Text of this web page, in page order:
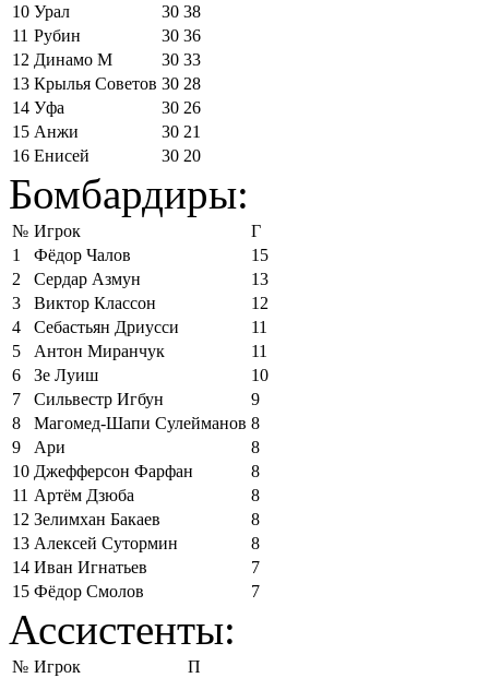
10 Урал 30 38
11 Рубин 30 36
12 Динамо М 30 33
13 Крылья Советов 30 28
14 Уфа 30 26
15 Анжи 30 21
16 Енисей 30 20
Бомбардиры:
№ Игрок
Г
1
Фёдор Чалов
15
2
Сердар Азмун
13
3
Виктор Классон
12
4
Себастьян Дриусси
11
5
Антон Миранчук
11
6
Зе Луиш
10
7
Сильвестр Игбун
9
8
Магомед-Шапи Сулейманов 8
9
Ари
8
10 Джефферсон Фарфан
8
11 Артём Дзюба
8
12 Зелимхан Бакаев
8
13 Алексей Сутормин
8
14 Иван Игнатьев
7
15 Фёдор Смолов 7
Ассистенты:
№ Игрок
П